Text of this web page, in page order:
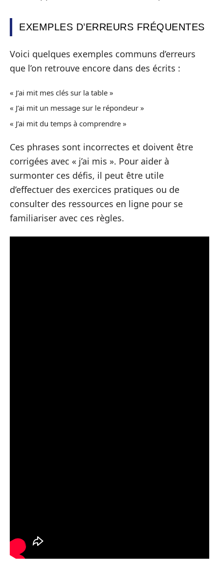
EXEMPLES D’ERREURS FRÉQUENTES
Voici quelques exemples communs d’erreurs
que l’on retrouve encore dans des écrits :
« J’ai mit mes clés sur la table »
« J’ai mit un message sur le répondeur »
« J’ai mit du temps à comprendre »
Ces phrases sont incorrectes et doivent être
corrigées avec « j’ai mis ». Pour aider à
surmonter ces défis, il peut être utile
d’effectuer des exercices pratiques ou de
consulter des ressources en ligne pour se
familiariser avec ces règles.